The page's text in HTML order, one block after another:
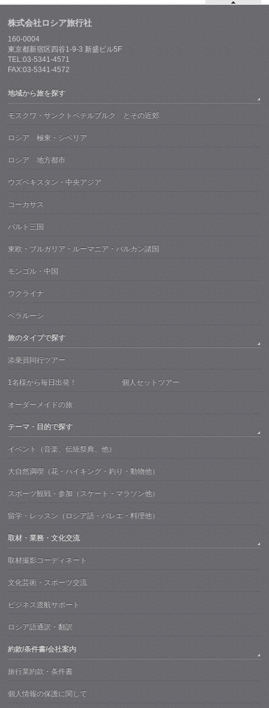
株式会社ロシア旅行社
160-0004
東京都新宿区四谷1-9-3 新盛ビル5F
TEL:03-5341-4571
FAX:03-5341-4572
地域から旅を探す
モスクワ・サンクトペテルブルク とその近郊
ロシア 極東・シベリア
ロシア 地方都市
ウズベキスタン・中央アジア
コーカサス
バルト三国
東欧・ブルガリア・ルーマニア・バルカン諸国
モンゴル・中国
ウクライナ
ベラルーシ
旅のタイプで探す
添乗員同行ツアー
1名様から毎日出発！ 個人セットツアー
オーダーメイドの旅
テーマ・目的で探す
イベント（音楽、伝統祭典、他）
大自然満喫（花・ハイキング・釣り・動物他）
スポーツ観戦・参加（スケート・マラソン他）
留学・レッスン（ロシア語・バレエ・料理他）
取材・業務・文化交流
取材撮影コーディネート
文化芸術・スポーツ交流
ビジネス渡航サポート
ロシア語通訳・翻訳
約款/条件書/会社案内
旅行業約款・条件書
個人情報の保護に関して